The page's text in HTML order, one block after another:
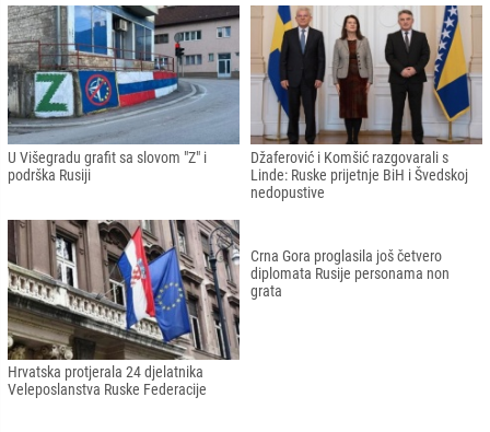
Ambasada Rusije u BiH: Obustavili
smo naše učešće u finansiranju OHR-a
Nikolenko:" Ukrajina razočarana što se
Srbija nije pridružila sankcijama Rusiji"
saveznika Srbiju
odgovornost destabilizaciju